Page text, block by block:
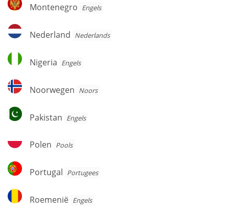
Montenegro Engels
Nederland
Nederland Nederlands
Nigeria
Nigeria Engels
Noorwegen
Noorwegen Noors
Pakistan
Pakistan Engels
Polen
Polen Pools
Portugal
Portugal Portugees
Roemenië
Roemenië Engels